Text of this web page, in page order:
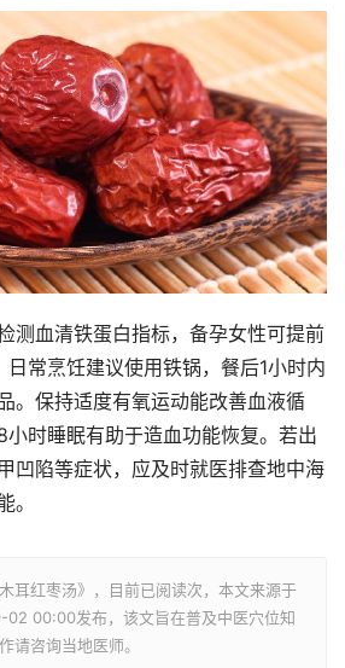
测血清铁蛋白指标，备孕女性可提前
常烹饪建议使用铁锅，餐后1小时内
。保持适度有氧运动能改善血液循
时睡眠有助于造血功能恢复。若出
凹陷等症状，应及时就医排查地中海
。
耳红枣汤》，目前已阅读次，本文来源于
00:00发布，该文旨在普及中医穴位知
请咨询当地医师。